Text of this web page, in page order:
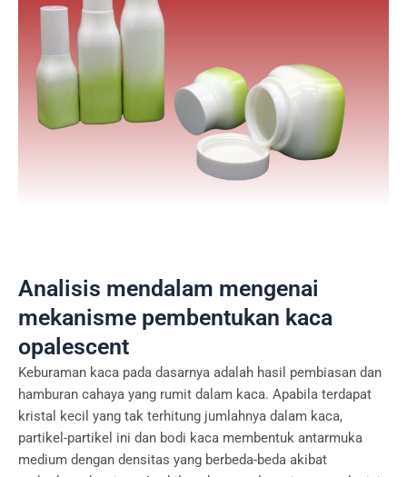
Analisis mendalam mengenai
mekanisme pembentukan kaca
opalescent
Keburaman kaca pada dasarnya adalah hasil pembiasan dan
hamburan cahaya yang rumit dalam kaca. Apabila terdapat
kristal kecil yang tak terhitung jumlahnya dalam kaca,
partikel-partikel ini dan bodi kaca membentuk antarmuka
medium dengan densitas yang berbeda-beda akibat